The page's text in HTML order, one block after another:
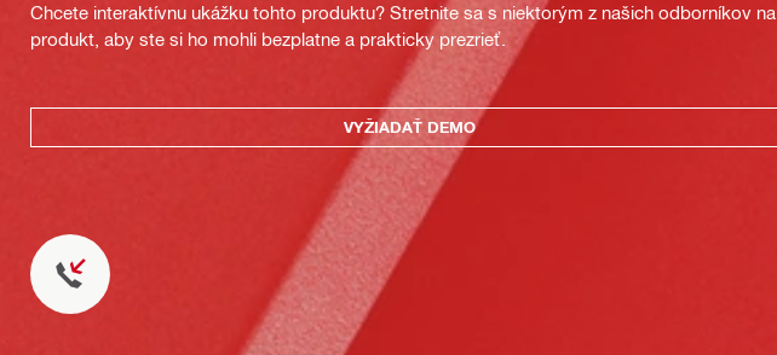
Chcete interaktívnu ukážku tohto produktu? Stretnite sa s niektorým z našich odborníkov na
produkt, aby ste si ho mohli bezplatne a prakticky prezrieť.
VYŽIADAŤ DEMO